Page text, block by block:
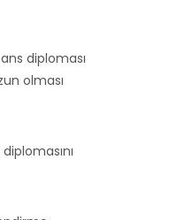
diploması
olması